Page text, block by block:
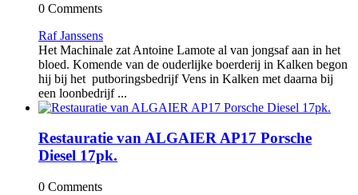
0 Comments
Raf Janssens
Het Machinale zat Antoine Lamote al van jongsaf aan in het
bloed. Komende van de ouderlijke boerderij in Kalken begon
hij bij het putboringsbedrijf Vens in Kalken met daarna bij
een loonbedrijf ...
Restauratie van ALGAIER AP17 Porsche
Diesel 17pk.
0 Comments